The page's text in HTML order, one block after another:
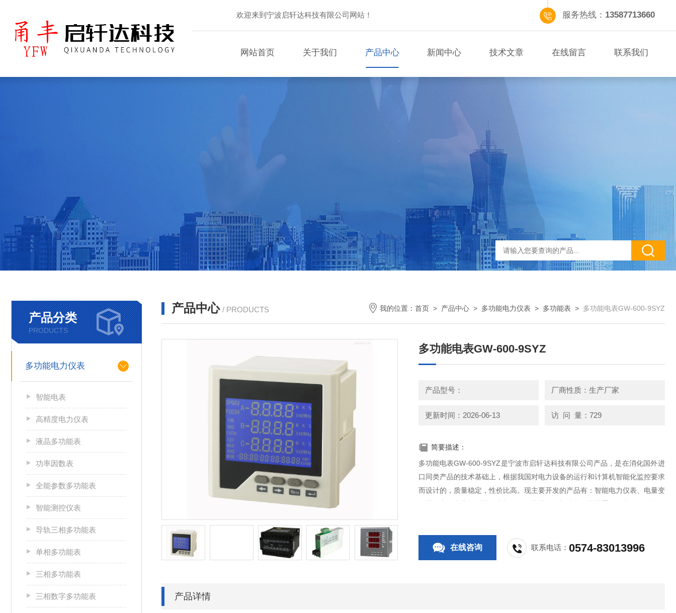
欢迎来到宁波启轩达科技有限公司网站！ 服务热线： 13587713660
网站首页 关于我们 产品中心 新闻中心 技术文章 在线留言 联系我们
产品分类
PRODUCTS
多功能电力仪表
智能电表
高精度电力仪表
液晶多功能表
功率因数表
全能参数多功能表
智能测控仪表
导轨三相多功能表
单相多功能表
三相多功能表
三相数字多功能表
产品中心 / PRODUCTS 我的位置： 首页 > 产品中心 > 多功能电力仪表 > 多功能表 > 多功能电表GW-600-9SYZ
多功能电表GW-600-9SYZ
产品型号： 厂商性质：生产厂家
更新时间：2026-06-13 访 问 量：729
简要描述：
多功能电表GW-600-9SYZ是宁波市启轩达科技有限公司产品，是在消化国外进
口同类产品的技术基础上，根据我国对电力设备的运行和计算机智能化监控要求
而设计的，质量稳定，性价比高。现主要开发的产品有：智能电力仪表、电量变
送器、电气火灾探测器、电机智能保护器、微机综合保护装置、双电源自动转换
在线咨询 联系电话：0574-83013996
产品详情